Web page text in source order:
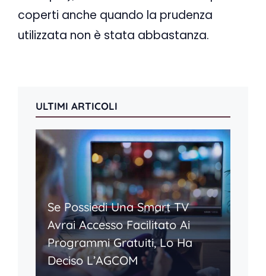
coperti anche quando la prudenza
utilizzata non è stata abbastanza.
ULTIMI ARTICOLI
Se Possiedi Una Smart TV
Avrai Accesso Facilitato Ai
Programmi Gratuiti, Lo Ha
Deciso L’AGCOM